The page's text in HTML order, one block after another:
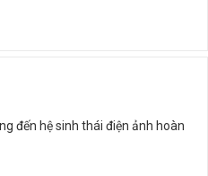
đến hệ sinh thái điện ảnh hoàn